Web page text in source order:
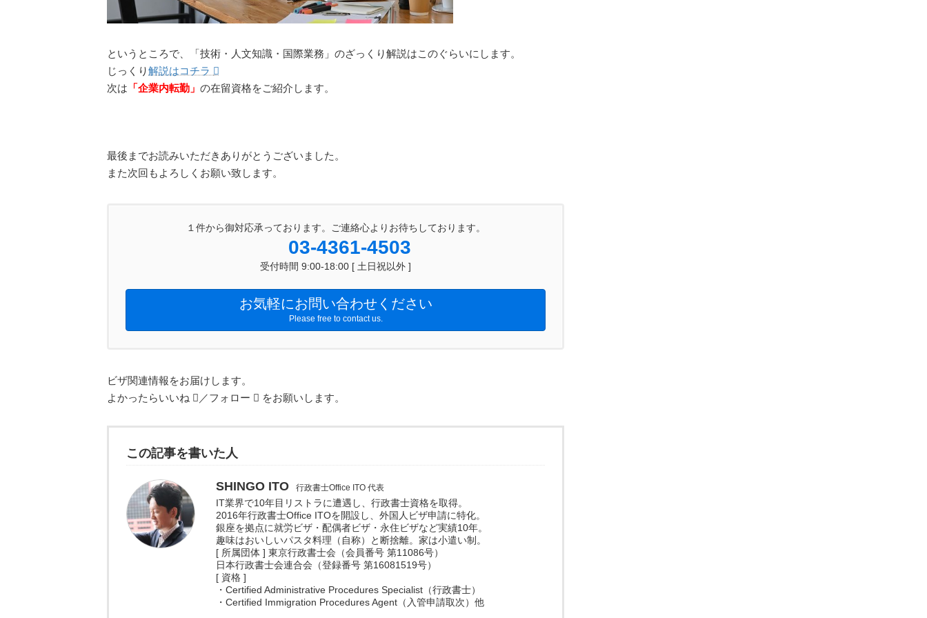
というところで、「技術・人文知識・国際業務」のざっくり解説はこのぐらいにします。
じっくり解説はコチラ
次は 「企業内転勤」の在留資格をご紹介します。
最後までお読みいただきありがとうございました。
また次回もよろしくお願い致します。
１件から御対応承っております。ご連絡心よりお待ちしております。
03-4361-4503
受付時間 9:00-18:00 [ 土日祝以外 ]
お気軽にお問い合わせください
Please free to contact us.
ビザ関連情報をお届けします。
よかったらいいね
／フォロー をお願いします。
この記事を書いた人
SHINGO ITO 行政書士Office ITO 代表
IT業界で10年目リストラに遭遇し、行政書士資格を取得。
2016年行政書士Office ITOを開設し、外国人ビザ申請に特化。
銀座を拠点に就労ビザ・配偶者ビザ・永住ビザなど実績10年。
趣味はおいしいパスタ料理（自称）と断捨離。家は小遣い制。
[ 所属団体 ] 東京行政書士会（会員番号 第11086号）
日本行政書士会連合会（登録番号 第16081519号）
[ 資格 ]
・Certified Administrative Procedures Specialist（行政書士）
・Certified Immigration Procedures Agent（入管申請取次）他